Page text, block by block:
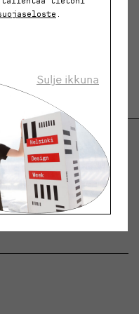
muotoilusta ja
Sulje ikkuna